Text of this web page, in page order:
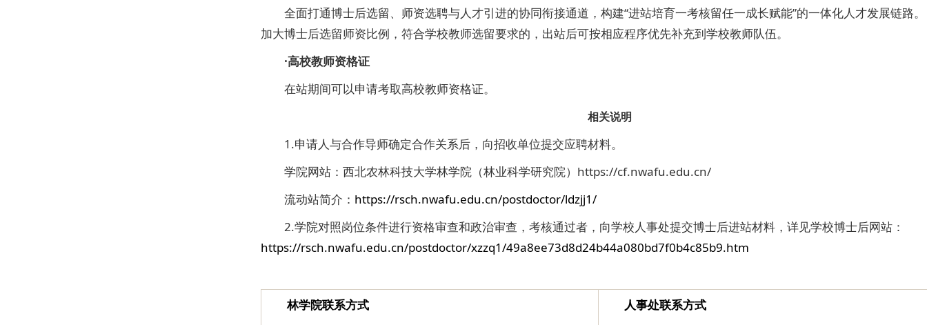
全面打通博士后选留、师资选聘与人才引进的协同衔接通道，构建“进站培育一考核留任一成长赋能”的一体化人才发展链路。
加大博士后选留师资比例，符合学校教师选留要求的，出站后可按相应程序优先补充到学校教师队伍。
·高校教师资格证
在站期间可以申请考取高校教师资格证。
相关说明
1.申请人与合作导师确定合作关系后，向招收单位提交应聘材料。
学院网站：西北农林科技大学林学院（林业科学研究院）https://cf.nwafu.edu.cn/
流动站简介： https://rsch.nwafu.edu.cn/postdoctor/ldzjj1/
2.学院对照岗位条件进行资格审查和政治审查，考核通过者，向学校人事处提交博士后进站材料，详见学校博士后网站：
https://rsch.nwafu.edu.cn/postdoctor/xzzq1/49a8ee73d8d24b44a080bd7f0b4c85b9.htm
林学院联系方式
人事处联系方式